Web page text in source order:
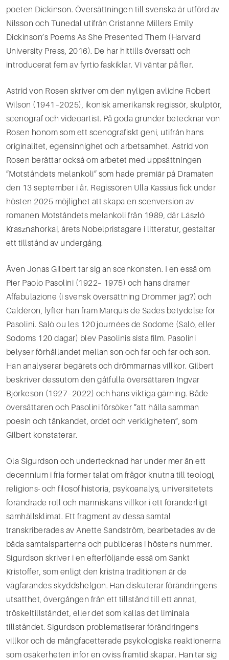
poeten Dickinson. Översättningen till svenska är utförd av
Nilsson och Tunedal utifrån Cristanne Millers Emily
Dickinson’s Poems As She Presented Them (Harvard
University Press, 2016). De har hittills översatt och
introducerat fem av fyrtio faskiklar. Vi väntar på fler.
Astrid von Rosen skriver om den nyligen avlidne Robert
Wilson (1941–2025), ikonisk amerikansk regissör, skulptör,
scenograf och videoartist. På goda grunder betecknar von
Rosen honom som ett scenografiskt geni, utifrån hans
originalitet, egensinnighet och arbetsamhet. Astrid von
Rosen berättar också om arbetet med uppsättningen
”Motståndets melankoli” som hade premiär på Dramaten
den 13 september i år. Regissören Ulla Kassius fick under
hösten 2025 möjlighet att skapa en scenversion av
romanen Motståndets melankoli från 1989, där László
Krasznahorkai, årets Nobelpristagare i litteratur, gestaltar
ett tillstånd av undergång.
Även Jonas Gilbert tar sig an scenkonsten. I en essä om
Pier Paolo Pasolini (1922– 1975) och hans dramer
Affabulazione (i svensk översättning Drömmer jag?) och
Caldéron, lyfter han fram Marquis de Sades betydelse för
Pasolini. Salò ou les 120 journées de Sodome (Salò, eller
Sodoms 120 dagar) blev Pasolinis sista film. Pasolini
belyser förhållandet mellan son och far och far och son.
Han analyserar begärets och drömmarnas villkor. Gilbert
beskriver dessutom den gåtfulla översättaren Ingvar
Björkeson (1927–2022) och hans viktiga gärning. Både
översättaren och Pasolini försöker ”att hålla samman
poesin och tänkandet, ordet och verkligheten”, som
Gilbert konstaterar.
Ola Sigurdson och undertecknad har under mer än ett
decennium i fria former talat om frågor knutna till teologi,
religions- och filosofihistoria, psykoanalys, universitetets
förändrade roll och människans villkor i ett föränderligt
samhällsklimat. Ett fragment av dessa samtal
transkriberades av Anette Sandström, bearbetades av de
båda samtalsparterna och publiceras i höstens nummer.
Sigurdson skriver i en efterföljande essä om Sankt
Kristoffer, som enligt den kristna traditionen är de
vägfarandes skyddshelgon. Han diskuterar förändringens
utsatthet, övergången från ett tillstånd till ett annat,
tröskeltillståndet, eller det som kallas det liminala
tillståndet. Sigurdson problematiserar förändringens
villkor och de mångfacetterade psykologiska reaktionerna
som osäkerheten inför en oviss framtid skapar. Han tar sig